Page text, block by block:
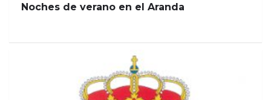
Noches de verano en el Aranda